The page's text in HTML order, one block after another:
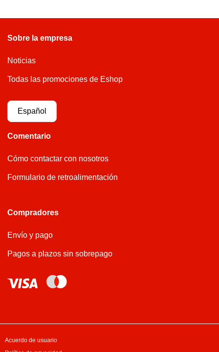
Sobre la empresa
Noticias
Todas las promociones de Eshop
Español
Comentario
Cómo contactar con nosotros
Formulario de retroalimentación
Compradores
Envío y pago
Pagos a plazos sin sobrepago
Acuerdo de usuario